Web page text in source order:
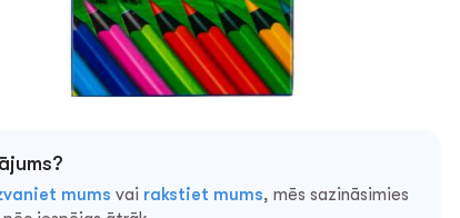
mums vai rakstiet mums, mēs sazināsimies